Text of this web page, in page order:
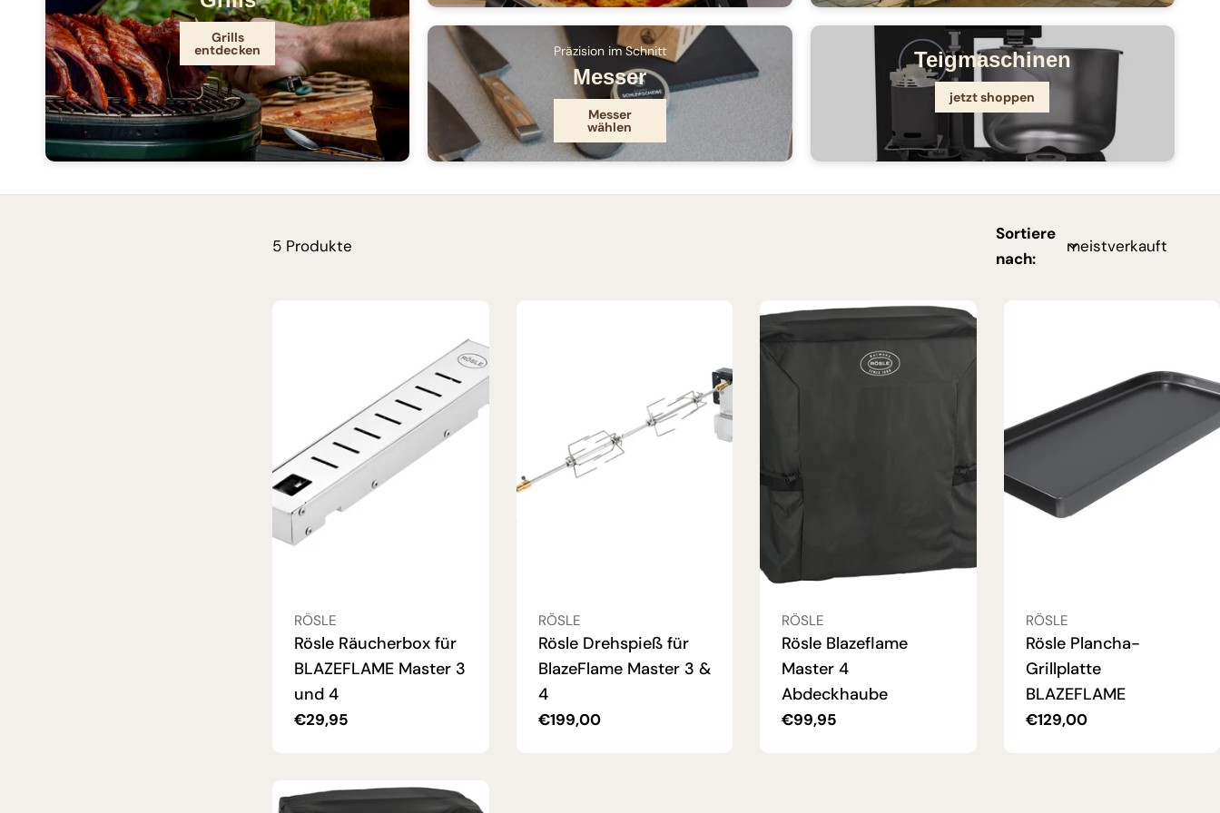
Grills
entdecken Präzision im Schnitt
Messer
Messer
wählen
Teigmaschinen
jetzt shoppen
5 Produkte
Sortiere
nach:
VERKÄUFER:
RÖSLE
Rösle Räucherbox für
BLAZEFLAME Master 3
und 4
Regulärer
€29,95
VERKÄUFER:
RÖSLE
Rösle Drehspieß für
BlazeFlame Master 3 &
4
Regulärer
€199,00
VERKÄUFER:
RÖSLE
Rösle Blazeflame
Master 4
Abdeckhaube
Regulärer
€99,95
VERKÄUFER:
RÖSLE
Rösle Plancha-
Grillplatte
BLAZEFLAME
Regulärer
€129,00